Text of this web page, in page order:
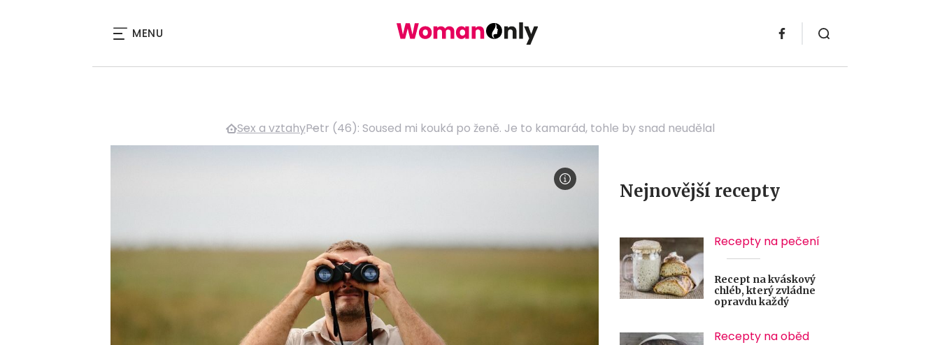
MENU
Sex a vztahyPetr (46): Soused mi kouká po ženě. Je to kamarád, tohle by snad neudělal
Nejnovější recepty
Recepty na pečení
Recept na kváskový
chléb, který zvládne
opravdu každý
Recepty na oběd